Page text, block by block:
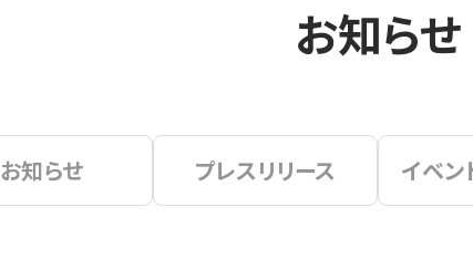
お知らせ
お知らせ プレスリリース イベン